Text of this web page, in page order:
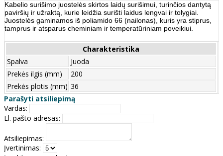
Kabelio surišimo juostelės skirtos laidų surišimui, turinčios dantytą
paviršių ir užraktą, kurie leidžia surišti laidus lengvai ir tolygiai.
Juostelės gaminamos iš poliamido 66 (nailonas), kuris yra stiprus,
tamprus ir atsparus cheminiam ir temperatūriniam poveikiui.
Charakteristika
Spalva
Juoda
Prekės ilgis (mm)
200
Prekės plotis (mm) 36
Parašyti atsiliepimą
Vardas:
El. pašto adresas:
Atsiliepimas:
Įvertinimas: